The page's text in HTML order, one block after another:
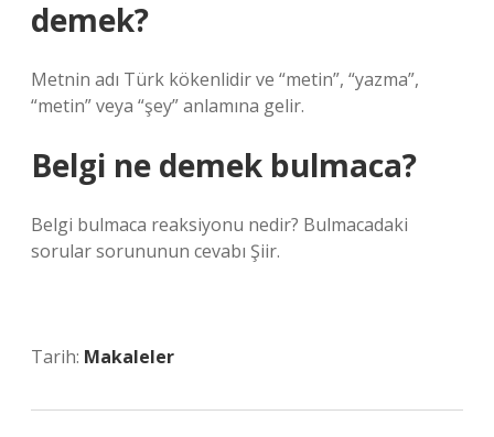
demek?
Metnin adı Türk kökenlidir ve “metin”, “yazma”,
“metin” veya “şey” anlamına gelir.
Belgi ne demek bulmaca?
Belgi bulmaca reaksiyonu nedir? Bulmacadaki
sorular sorununun cevabı Şiir.
Tarih: Makaleler